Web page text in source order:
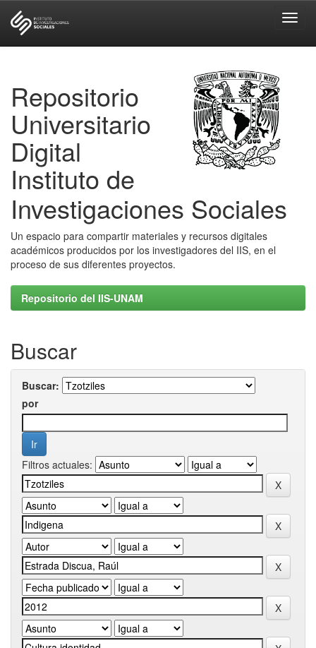
Repositorio
Universitario
Digital
Instituto de
Investigaciones Sociales
Un espacio para compartir materiales y recursos digitales
académicos producidos por los investigadores del IIS, en el
proceso de sus diferentes proyectos.
Repositorio del IIS-UNAM
Buscar
Buscar:
por
Filtros actuales: